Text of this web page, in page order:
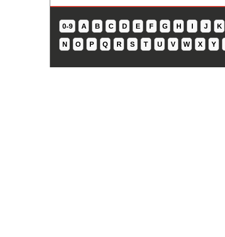
0-9 A B C D E F G H I J K
N O P Q R S T U V W X Y